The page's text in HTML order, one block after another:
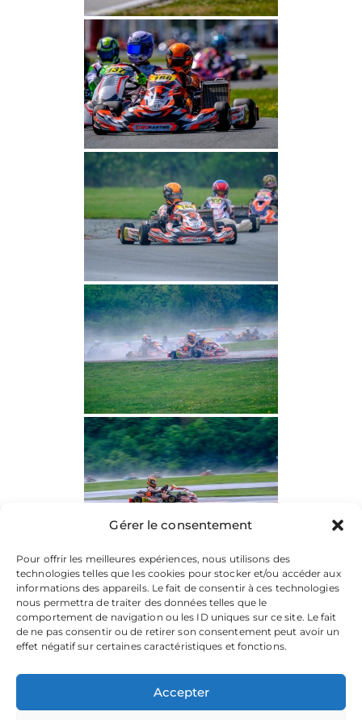
Gérer le consentement
Pour offrir les meilleures expériences, nous utilisons des
technologies telles que les cookies pour stocker et/ou accéder aux
informations des appareils. Le fait de consentir à ces technologies
nous permettra de traiter des données telles que le
comportement de navigation ou les ID uniques sur ce site. Le fait
de ne pas consentir ou de retirer son consentement peut avoir un
effet négatif sur certaines caractéristiques et fonctions.
Accepter